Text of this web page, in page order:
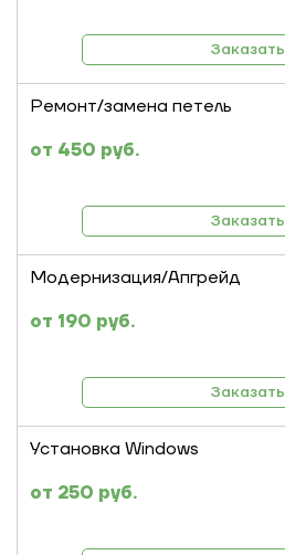
Заказать
Ремонт/замена петель
450 руб.
Заказать
Модернизация/Апгрейд
190 руб.
Заказать
Установка Windows
250 руб.